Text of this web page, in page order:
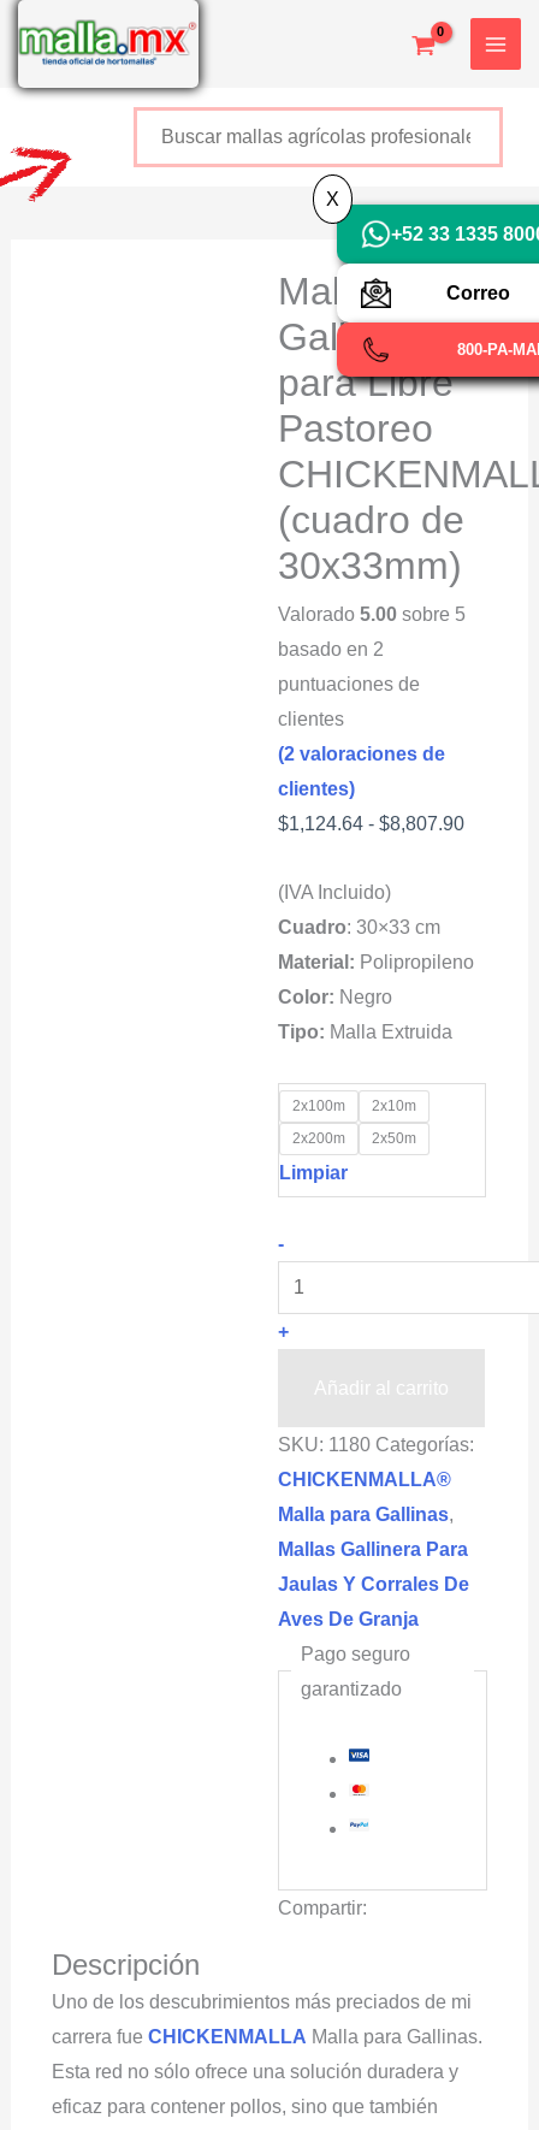
contenido
Malla para
Gallinas
para Libre
Pastoreo
(cuadro de
30x33mm)
Valorado5.00 sobre 5
basado en 2
puntuaciones de
clientes
(2 valoraciones de
clientes)
$1,124.64 - $8,807.90Rango
(IVA Incluido)
Cuadro: 30×33 cm
Material: Polipropileno
Color: Negro
Tipo: Malla Extruida
2x100m
2x10m
2x200m
2x50m
Limpiar
-Malla
para
Gallinas
para
Libre
CHICKENMALLA®
(cuadro
de
30x33mm)
cantidad
+
Añadir al carrito
SKU: 1180 Categorías:
CHICKENMALLA®
Malla para Gallinas,
Mallas Gallinera Para
Jaulas Y Corrales De
Aves De Granja
Pago seguro
garantizado
Compartir:
Descripción
Uno de los descubrimientos más preciados de mi
carrera fue CHICKENMALLA Malla para Gallinas.
Esta red no sólo ofrece una solución duradera y
eficaz para contener pollos, sino que también
+52 800 726 2552
+52 33 1335
Correo
800-PA-
X